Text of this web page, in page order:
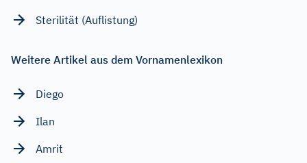
Sterilität (Auflistung)
Weitere Artikel aus dem Vornamenlexikon
Diego
Ilan
Amrit